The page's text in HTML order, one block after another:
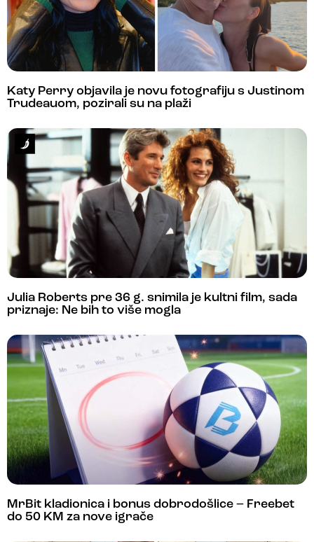
Katy Perry objavila je novu fotografiju s Justinom
Trudeauom, pozirali su na plaži
Julia Roberts pre 36 g. snimila je kultni film, sada
priznaje: Ne bih to više mogla
MrBit kladionica i bonus dobrodošlice – Freebet
do 50 KM za nove igrače